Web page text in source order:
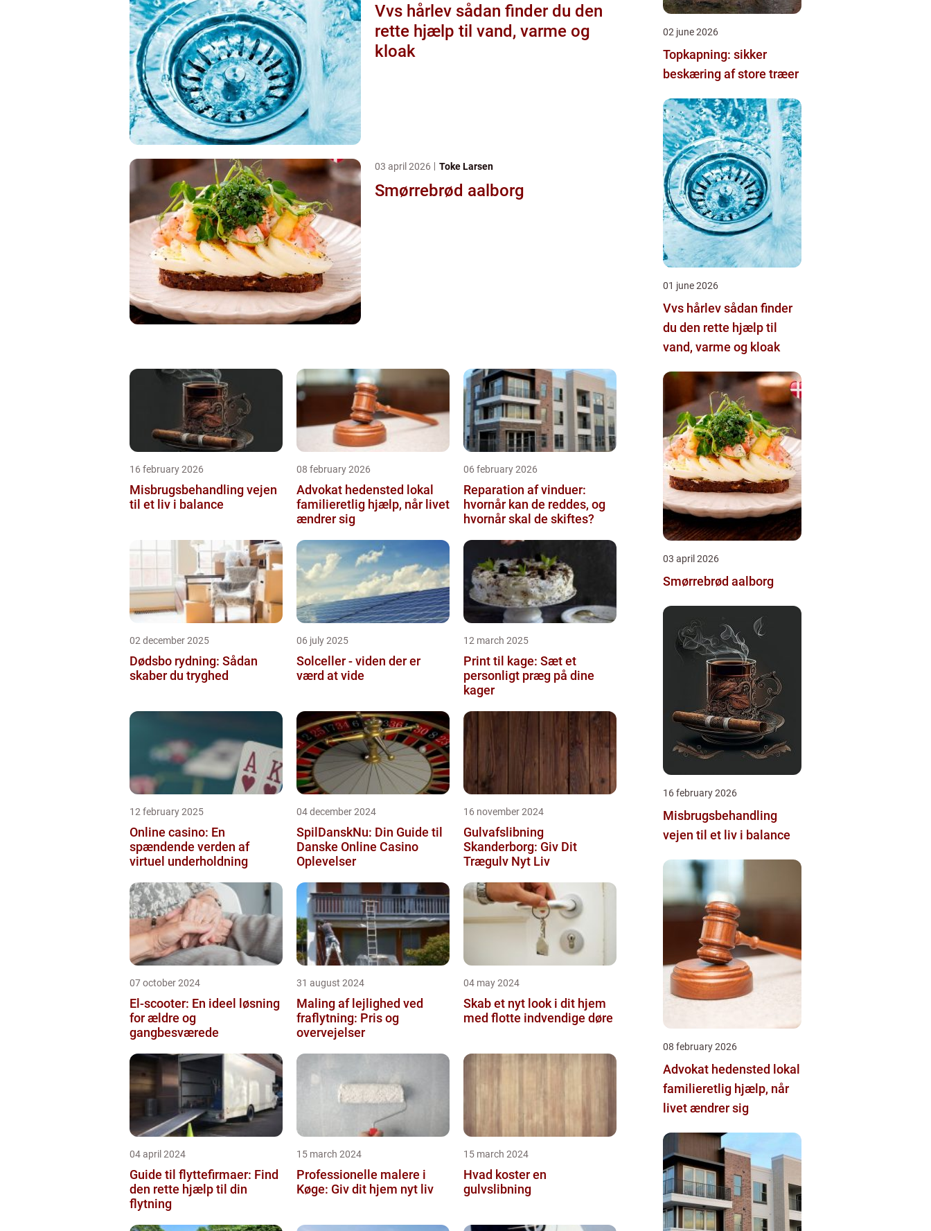
Vvs hårlev sådan finder du den
rette hjælp til vand, varme og
kloak
03 april 2026 Toke Larsen
Smørrebrød aalborg
16 february 2026
Misbrugsbehandling vejen
til et liv i balance
08 february 2026
Advokat hedensted lokal
familieretlig hjælp, når livet
ændrer sig
06 february 2026
Reparation af vinduer:
hvornår kan de reddes, og
hvornår skal de skiftes?
02 december 2025
Dødsbo rydning: Sådan
skaber du tryghed
06 july 2025
Solceller - viden der er
værd at vide
12 march 2025
Print til kage: Sæt et
personligt præg på dine
kager
12 february 2025
Online casino: En
spændende verden af
virtuel underholdning
04 december 2024
SpilDanskNu: Din Guide til
Danske Online Casino
Oplevelser
16 november 2024
Gulvafslibning
Skanderborg: Giv Dit
Trægulv Nyt Liv
07 october 2024
El-scooter: En ideel løsning
for ældre og
gangbesværede
31 august 2024
Maling af lejlighed ved
fraflytning: Pris og
overvejelser
04 may 2024
Skab et nyt look i dit hjem
med flotte indvendige døre
04 april 2024
Guide til flyttefirmaer: Find
den rette hjælp til din
flytning
15 march 2024
Professionelle malere i
Køge: Giv dit hjem nyt liv
15 march 2024
Hvad koster en
gulvslibning
02 june 2026
Topkapning: sikker
beskæring af store træer
01 june 2026
Vvs hårlev sådan finder
du den rette hjælp til
vand, varme og kloak
03 april 2026
Smørrebrød aalborg
16 february 2026
Misbrugsbehandling
vejen til et liv i balance
08 february 2026
Advokat hedensted lokal
familieretlig hjælp, når
livet ændrer sig